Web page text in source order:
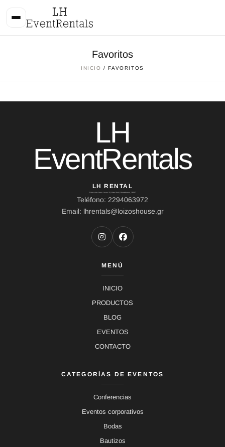
Favoritos
INICIO / FAVORITOS
LH
EventRentals
LH RENTAL
Dirección: Ierou Loxou 10, Kato Souli, Marathonas, 19007
Teléfono: 2294063972
Email: lhrentals@loizoshouse.gr
MENÚ
INICIO
PRODUCTOS
BLOG
EVENTOS
CONTACTO
CATEGORÍAS DE EVENTOS
Conferencias
Eventos corporativos
Bodas
Bautizos